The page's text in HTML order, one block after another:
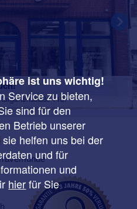
118.
ist uns wichtig!
Service zu bieten,
sind für den
Betrieb unserer
helfen uns bei der
und für
und
hierfür Sie